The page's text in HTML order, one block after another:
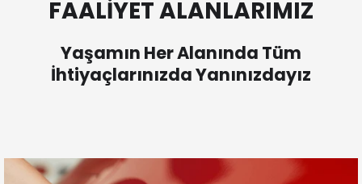
FAALİYET ALANLARIMIZ
Yaşamın Her Alanında Tüm
İhtiyaçlarınızda Yanınızdayız